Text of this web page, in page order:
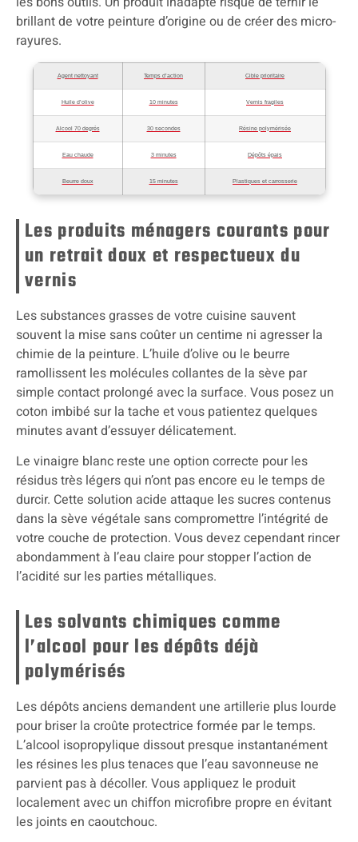
brillant de votre peinture d’origine ou de créer des micro-
rayures.
Agent nettoyant Temps d’action Cible prioritaire
Huile d’olive 10 minutes Vernis fragiles
Alcool 70 degrés 30 secondes Résine polymérisée
Eau chaude 3 minutes Dépôts épais
Beurre doux 15 minutes Plastiques et carrosserie
Les produits ménagers courants pour
un retrait doux et respectueux du
vernis
Les substances grasses de votre cuisine sauvent
souvent la mise sans coûter un centime ni agresser la
chimie de la peinture. L’huile d’olive ou le beurre
ramollissent les molécules collantes de la sève par
simple contact prolongé avec la surface. Vous posez un
coton imbibé sur la tache et vous patientez quelques
minutes avant d’essuyer délicatement.
Le vinaigre blanc reste une option correcte pour les
résidus très légers qui n’ont pas encore eu le temps de
durcir. Cette solution acide attaque les sucres contenus
dans la sève végétale sans compromettre l’intégrité de
votre couche de protection. Vous devez cependant rincer
abondamment à l’eau claire pour stopper l’action de
l’acidité sur les parties métalliques.
Les solvants chimiques comme
l’alcool pour les dépôts déjà
polymérisés
Les dépôts anciens demandent une artillerie plus lourde
pour briser la croûte protectrice formée par le temps.
L’alcool isopropylique dissout presque instantanément
les résines les plus tenaces que l’eau savonneuse ne
parvient pas à décoller. Vous appliquez le produit
localement avec un chiffon microfibre propre en évitant
les joints en caoutchouc.